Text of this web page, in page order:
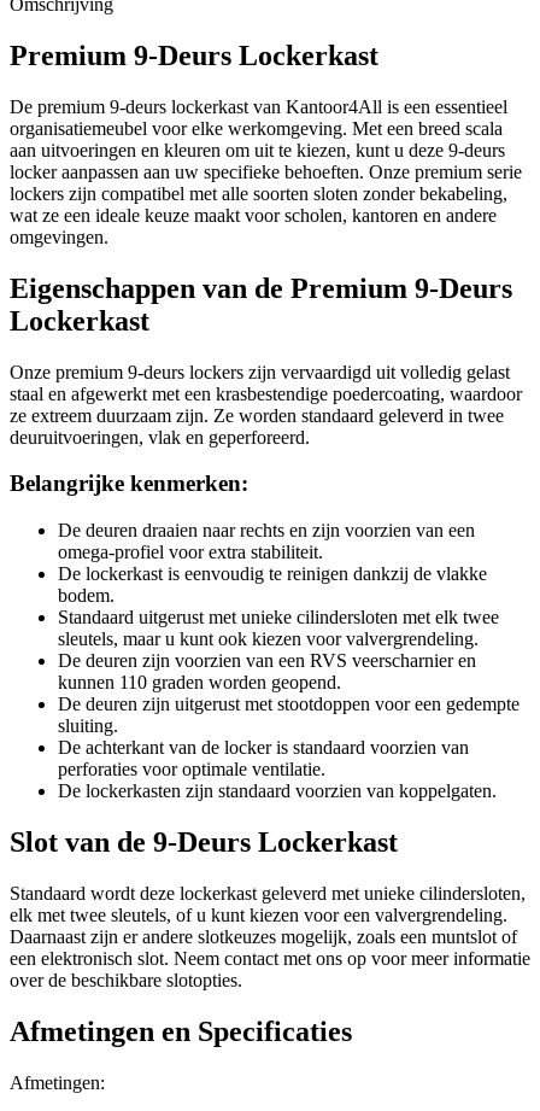
Premium 9-Deurs Lockerkast
De premium 9-deurs lockerkast van Kantoor4All is een essentieel
organisatiemeubel voor elke werkomgeving. Met een breed scala
aan uitvoeringen en kleuren om uit te kiezen, kunt u deze 9-deurs
locker aanpassen aan uw specifieke behoeften. Onze premium serie
lockers zijn compatibel met alle soorten sloten zonder bekabeling,
wat ze een ideale keuze maakt voor scholen, kantoren en andere
omgevingen.
Eigenschappen van de Premium 9-Deurs
Lockerkast
Onze premium 9-deurs lockers zijn vervaardigd uit volledig gelast
staal en afgewerkt met een krasbestendige poedercoating, waardoor
ze extreem duurzaam zijn. Ze worden standaard geleverd in twee
deuruitvoeringen, vlak en geperforeerd.
Belangrijke kenmerken:
De deuren draaien naar rechts en zijn voorzien van een
omega-profiel voor extra stabiliteit.
De lockerkast is eenvoudig te reinigen dankzij de vlakke
bodem.
Standaard uitgerust met unieke cilindersloten met elk twee
sleutels, maar u kunt ook kiezen voor valvergrendeling.
De deuren zijn voorzien van een RVS veerscharnier en
kunnen 110 graden worden geopend.
De deuren zijn uitgerust met stootdoppen voor een gedempte
sluiting.
De achterkant van de locker is standaard voorzien van
perforaties voor optimale ventilatie.
De lockerkasten zijn standaard voorzien van koppelgaten.
Slot van de 9-Deurs Lockerkast
Standaard wordt deze lockerkast geleverd met unieke cilindersloten,
elk met twee sleutels, of u kunt kiezen voor een valvergrendeling.
Daarnaast zijn er andere slotkeuzes mogelijk, zoals een muntslot of
een elektronisch slot. Neem contact met ons op voor meer informatie
over de beschikbare slotopties.
Afmetingen en Specificaties
Afmetingen: